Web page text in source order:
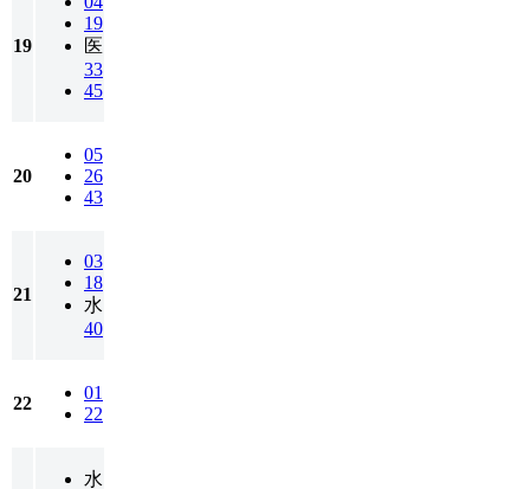
19
19
医
33
45
20
05
26
43
21
03
18
水
40
22
01
22
水